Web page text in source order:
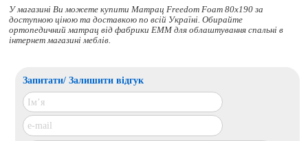
У магазині Ви можете купити Матрац Freedom Foam 80x190 за
доступною ціною та доставкою по всій Україні. Обирайте
ортопедичний матрацвід фабрики ЕММ для облаштування спальні в
інтернет магазині меблів.
Запитати/ Залишити відгук